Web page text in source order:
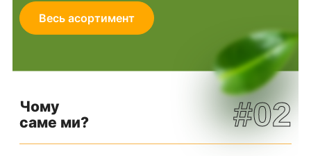
Весь асортимент
Чому
саме ми?
#02